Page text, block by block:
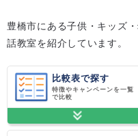
豊橋市にある子供・キッズ
話教室を紹介しています。
比較表で探す
特徴やキャンペーンを一覧
で比較